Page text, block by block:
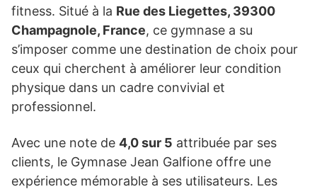
fitness. Situé à la Rue des Liegettes, 39300
Champagnole, France, ce gymnase a su
s’imposer comme une destination de choix pour
ceux qui cherchent à améliorer leur condition
physique dans un cadre convivial et
professionnel.
Avec une note de 4,0 sur 5 attribuée par ses
clients, le Gymnase Jean Galfione offre une
expérience mémorable à ses utilisateurs. Les